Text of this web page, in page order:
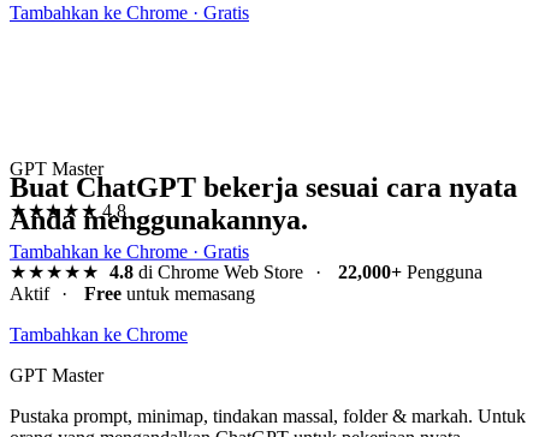
Tambahkan ke Chrome · Gratis
GPT Master
★★★★★ 4.8
Tambahkan ke Chrome · Gratis
Buat ChatGPT bekerja sesuai cara nyata
Anda menggunakannya.
★★★★★ 4.8di Chrome Web Store · 22,000+Pengguna
Aktif
· Free untuk memasang
Tambahkan ke Chrome
GPT Master
Pustaka prompt, minimap, tindakan massal, folder & markah. Untuk